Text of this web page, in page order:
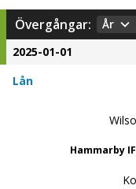
Övergångar: År
2025-01-01
Lån
Hammarby IF